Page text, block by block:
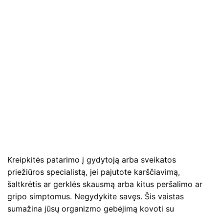
Kreipkitės patarimo į gydytoją arba sveikatos
priežiūros specialistą, jei pajutote karščiavimą,
šaltkrėtis ar gerklės skausmą arba kitus peršalimo ar
gripo simptomus. Negydykite savęs. Šis vaistas
sumažina jūsų organizmo gebėjimą kovoti su